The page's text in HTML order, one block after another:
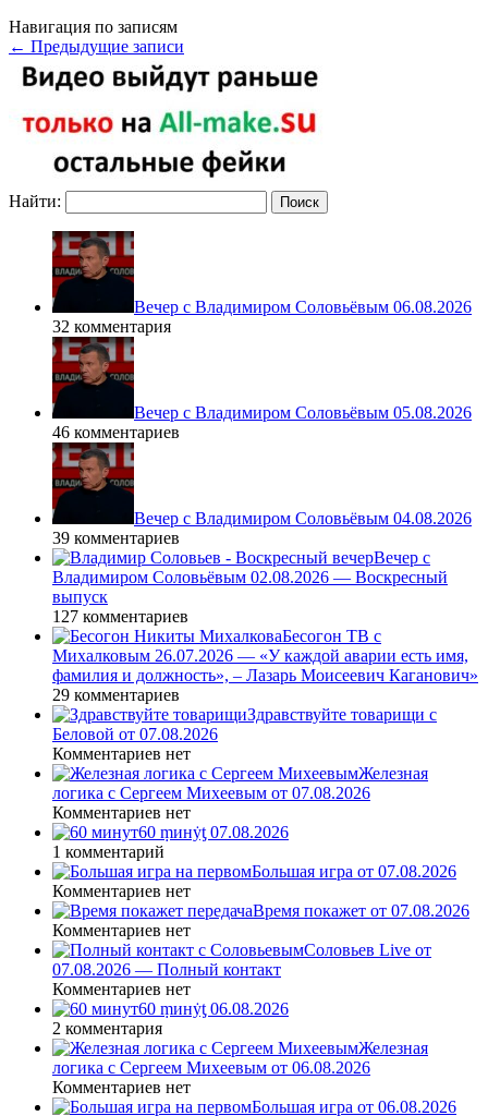
Навигация по записям
← Предыдущие записи
Найти:
Вечер с Владимиром Соловьёвым 06.08.2026
32 комментария
Вечер с Владимиром Соловьёвым 05.08.2026
46 комментариев
Вечер с Владимиром Соловьёвым 04.08.2026
39 комментариев
Вечер с
Владимиром Соловьёвым 02.08.2026 — Воскресный
выпуск
127 комментариев
Бесогон ТВ с
Михалковым 26.07.2026 — «У каждой аварии есть имя,
фамилия и должность», – Лазарь Моисеевич Каганович»
29 комментариев
Здравствуйте товарищи с
Беловой от 07.08.2026
Комментариев нет
Железная
логика с Сергеем Михеевым от 07.08.2026
Комментариев нет
60 ṃинẏƫ 07.08.2026
1 комментарий
Большая игра от 07.08.2026
Комментариев нет
Время покажет от 07.08.2026
Комментариев нет
Соловьев Live от
07.08.2026 — Полный контакт
Комментариев нет
60 ṃинẏƫ 06.08.2026
2 комментария
Железная
логика с Сергеем Михеевым от 06.08.2026
Комментариев нет
Большая игра от 06.08.2026